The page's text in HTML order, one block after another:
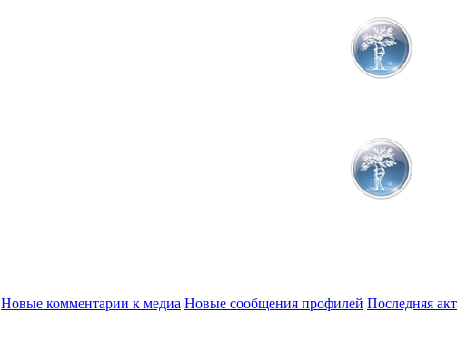
Новые комментарии к медиа Новые сообщения профилей Последняя